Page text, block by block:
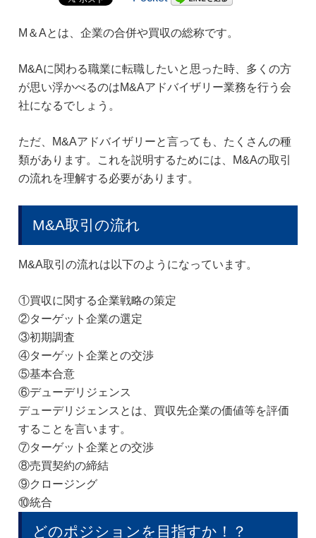
M＆Aとは、企業の合併や買収の総称です。
M&Aに関わる職業に転職したいと思った時、多くの方
が思い浮かべるのはM&Aアドバイザリー業務を行う会
社になるでしょう。
ただ、M&Aアドバイザリーと言っても、たくさんの種
類があります。これを説明するためには、M&Aの取引
の流れを理解する必要があります。
M&A取引の流れ
M&A取引の流れは以下のようになっています。
①買収に関する企業戦略の策定
②ターゲット企業の選定
③初期調査
④ターゲット企業との交渉
⑤基本合意
⑥デューデリジェンス
デューデリジェンスとは、買収先企業の価値等を評価
することを言います。
⑦ターゲット企業との交渉
⑧売買契約の締結
⑨クロージング
⑩統合
どのポジションを目指すか！？